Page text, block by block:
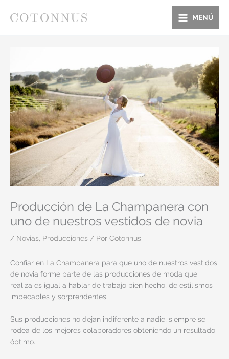
MENÚ
Producción de La Champanera con
uno de nuestros vestidos de novia
/ Novias, Producciones / Por Cotonnus
Confiar en La Champanera para que uno de nuestros vestidos
de novia forme parte de las producciones de moda que
realiza es igual a hablar de trabajo bien hecho, de estilismos
impecables y sorprendentes.
Sus producciones no dejan indiferente a nadie, siempre se
rodea de los mejores colaboradores obteniendo un resultado
óptimo.